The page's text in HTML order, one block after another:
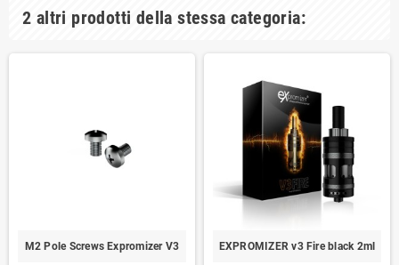
2 altri prodotti della stessa categoria:
M2 Pole Screws Expromizer V3 EXPROMIZER v3 Fire black 2ml